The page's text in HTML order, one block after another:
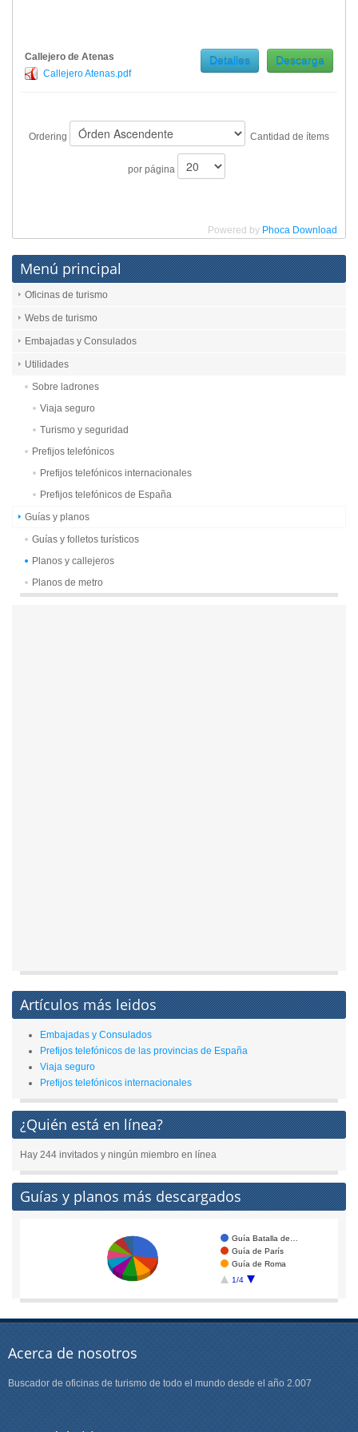
Callejero de Atenas
Callejero Atenas.pdf
Descarga
Detalles
Ordering Cantidad de ítems
por página
Powered by Phoca Download
Menú principal
Oficinas de turismo
Webs de turismo
Embajadas y Consulados
Utilidades
Sobre ladrones
Viaja seguro
Turismo y seguridad
Prefijos telefónicos
Prefijos telefónicos internacionales
Prefijos telefónicos de España
Guías y planos
Guías y folletos turísticos
Planos y callejeros
Planos de metro
Artículos más leidos
Embajadas y Consulados
Prefijos telefónicos de las provincias de España
Viaja seguro
Prefijos telefónicos internacionales
¿Quién está en línea?
Hay 244 invitados y ningún miembro en línea
Guías y planos más descargados
Guía Batalla de…
Guía de París
Guía de Roma
1/4
Acerca de nosotros
Buscador de oficinas de turismo de todo el mundo desde el año 2.007